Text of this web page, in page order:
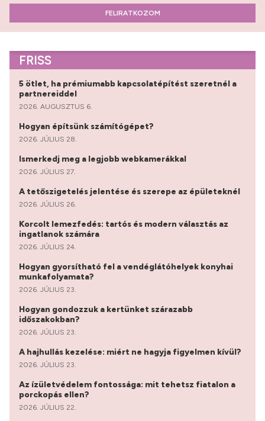
FELIRATKOZOM
FRISS
5 ötlet, ha prémiumabb kapcsolatépítést szeretnél a
partnereiddel
2026. AUGUSZTUS 6.
Hogyan építsünk számítógépet?
2026. JÚLIUS 28.
Ismerkedj meg a legjobb webkamerákkal
2026. JÚLIUS 27.
A tetőszigetelés jelentése és szerepe az épületeknél
2026. JÚLIUS 26.
Korcolt lemezfedés: tartós és modern választás az
ingatlanok számára
2026. JÚLIUS 24.
Hogyan gyorsítható fel a vendéglátóhelyek konyhai
munkafolyamata?
2026. JÚLIUS 23.
Hogyan gondozzuk a kertünket szárazabb
időszakokban?
2026. JÚLIUS 23.
A hajhullás kezelése: miért ne hagyja figyelmen kívül?
2026. JÚLIUS 23.
Az ízületvédelem fontossága: mit tehetsz fiatalon a
porckopás ellen?
2026. JÚLIUS 22.